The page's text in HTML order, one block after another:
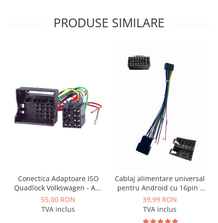
PRODUSE SIMILARE
Conectica Adaptoare ISO
Quadlock Volkswagen - AD-
ISOVW
55,00 RON
TVA inclus
Cablaj alimentare universal
pentru Android cu 16pin -
AD-BGCUNI01
39,99 RON
TVA inclus